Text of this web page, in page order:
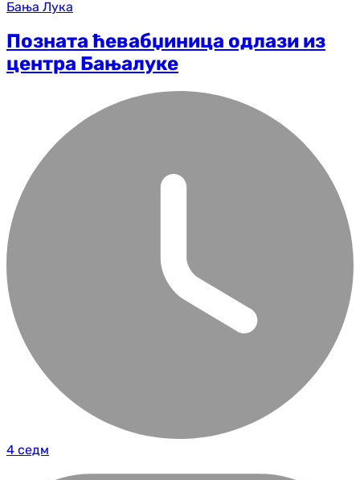
Бања Лука
Позната ћевабџиница одлази из
центра Бањалуке
4 седм